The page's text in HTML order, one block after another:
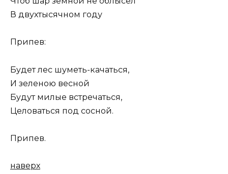
В двухтысячном году
Припев:
Будет лес шуметь-качаться,
И зеленою весной
Будут милые встречаться,
Целоваться под сосной.
Припев.
наверх